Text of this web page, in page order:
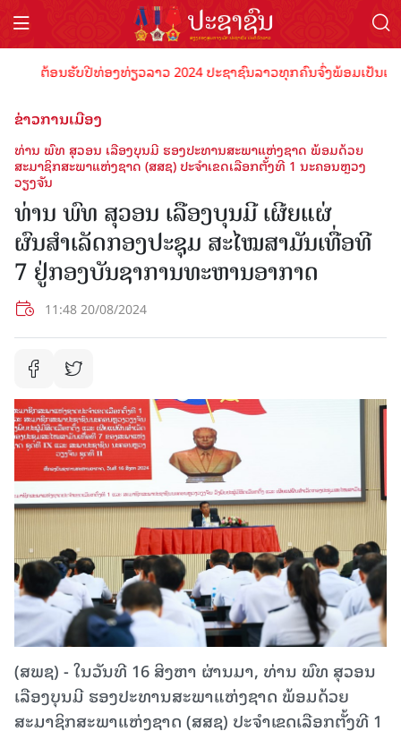
ຕ້ອນຮັບປີທ່ອງທ່ຽວລາວ 2024 ປະຊາຊົນລາວທຸກຄົນຈົ່ງພ້ອມເປັນເຈົ້
ຂ່າວການເມືອງ
ທ່ານ ພົທ ສຸວອນ ເລືອງບຸນມີ ຮອງປະທານສະພາແຫ່ງຊາດ ພ້ອມດ້ວຍ
ສະມາຊິກສະພາແຫ່ງຊາດ (ສສຊ) ປະຈຳເຂດເລືອກຕັ້ງທີ 1 ນະຄອນຫຼວງ
ວຽງຈັນ
ທ່ານ ພົທ ສຸວອນ ເລືອງບຸນມີ ເຜີຍແຜ່
ຜົນສຳເລັດກອງປະຊຸມ ສະໄໝສາມັນເທື່ອທີ
7 ຢູ່ກອງບັນຊາການທະຫານອາກາດ
11:48 20/08/2024
(ສພຊ) - ໃນວັນທີ 16 ສິງຫາ ຜ່ານມາ, ທ່ານ ພົທ ສຸວອນ
ເລືອງບຸນມີ ຮອງປະທານສະພາແຫ່ງຊາດ ພ້ອມດ້ວຍ
ສະມາຊິກສະພາແຫ່ງຊາດ (ສສຊ) ປະຈຳເຂດເລືອກຕັ້ງທີ 1